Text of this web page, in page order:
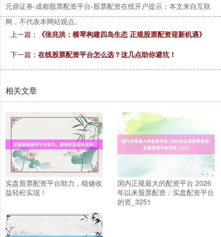
元鼎证券-成都股票配资平台-股票配资在线开户提示：本文来自互联
网，不代表本网站观点。
上一篇：
《张兆洪：横琴构建四岛生态 正规股票配资迎新机遇》
下一篇： 在线股票配资平台怎么选？这几点助你避坑！
相关文章
实盘股票配资平台助力，稳健收
益轻松实现！
国内正规最大的配资平台 2026
年以来股票配资：实盘配资平台
的资_3251